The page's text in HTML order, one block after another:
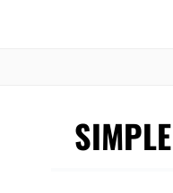
SIMPLE